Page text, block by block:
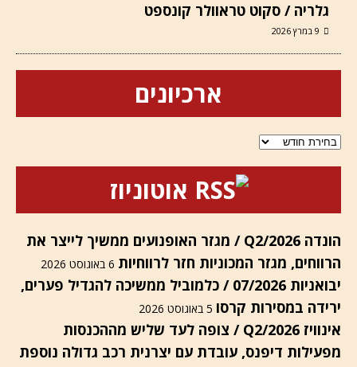
גלריה / סקוט טראוולר קונספט
9 במרץ 2026
ארכיונים
ארכיונים
אוטוניוז
הונדה Q2/2026 / מגזר האופנועים ממשיך לייצר את
הרווחים, מגזר המכוניות חזר לרווחיות 6 באוגוסט 2026
יבואניות 07/2026 / כלמוביל ממשיכה להגדיל פערים,
ירידה במסירות קרסו 5 באוגוסט 2026
אינוויז Q2/2026 / צופה לעד שליש מההכנסות
מפעילות דיפנס, עובדת עם יצרנית רכב גדולה נוספת